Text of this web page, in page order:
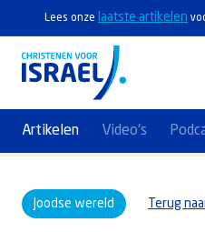
Lees onze laatste artikelen
Artikelen Video's
Actief
Joodse wereld Terug